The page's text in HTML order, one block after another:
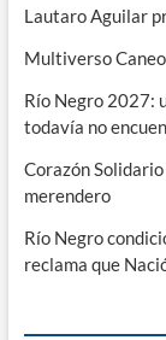
Lautaro Aguilar
Multiverso
Río Negro 2027:
todavía no
Corazón
merendero
Río Negro
reclama que